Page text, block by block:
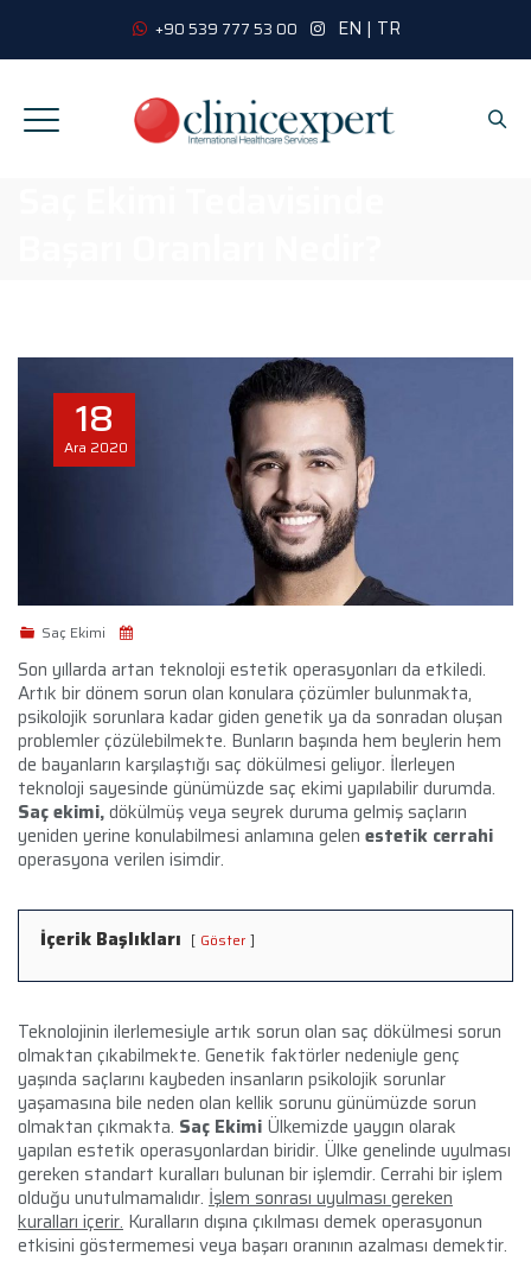
+90 539 777 53 00 EN | TR
18
Ara 2020
Saç Ekimi
Son yıllarda artan teknoloji estetik operasyonları da etkiledi.
Artık bir dönem sorun olan konulara çözümler bulunmakta,
psikolojik sorunlara kadar giden genetik ya da sonradan oluşan
problemler çözülebilmekte. Bunların başında hem beylerin hem
de bayanların karşılaştığı saç dökülmesi geliyor. İlerleyen
teknoloji sayesinde günümüzde saç ekimi yapılabilir durumda.
Saç ekimi,dökülmüş veya seyrek duruma gelmiş saçların
yeniden yerine konulabilmesi anlamına gelen estetik cerrahi
operasyona verilen isimdir.
İçerik Başlıkları Göster
Teknolojinin ilerlemesiyle artık sorun olan saç dökülmesi sorun
olmaktan çıkabilmekte. Genetik faktörler nedeniyle genç
yaşında saçlarını kaybeden insanların psikolojik sorunlar
yaşamasına bile neden olan kellik sorunu günümüzde sorun
olmaktan çıkmakta. Saç Ekimi Ülkemizde yaygın olarak
yapılan estetik operasyonlardan biridir. Ülke genelinde uyulması
gereken standart kuralları bulunan bir işlemdir. Cerrahi bir işlem
olduğu unutulmamalıdır. İşlem sonrası uyulması gereken
kuralları içerir. Kuralların dışına çıkılması demek operasyonun
etkisini göstermemesi veya başarı oranının azalması demektir.